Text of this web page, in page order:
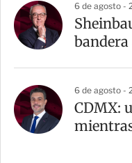
6 de agosto -
6 de agosto -
CDMX: